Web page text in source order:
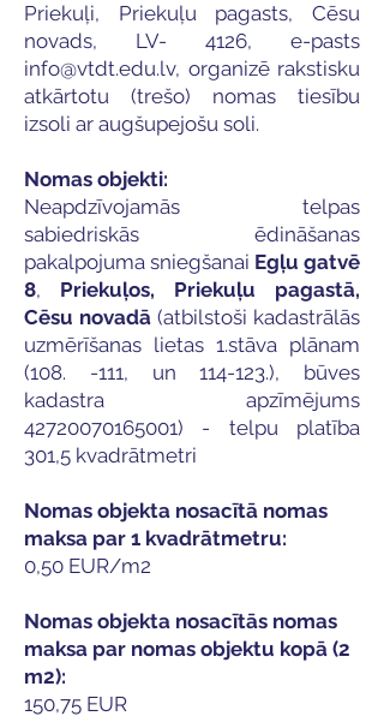
Priekuļi, Priekuļu pagasts, Cēsu
novads, LV- 4126, e-pasts
info@vtdt.edu.lv, organizē rakstisku
atkārtotu (trešo) nomas tiesību
izsoli ar augšupejošu soli.​
Nomas objekti:
Neapdzīvojamās telpas
sabiedriskās ēdināšanas
pakalpojuma sniegšanai Egļu gatvē
8, Priekuļos, Priekuļu pagastā,
Cēsu novadā (atbilstoši kadastrālās
uzmērīšanas lietas 1.stāva plānam
(108. -111, un 114-123.), būves
kadastra apzīmējums
42720070165001) - telpu platība
301,5 kvadrātmetri
Nomas objekta nosacītā nomas
maksa par 1 kvadrātmetru:
0,50 EUR/m2
Nomas objekta nosacītās nomas
maksa par nomas objektu kopā (2
m2):
150,75 EUR